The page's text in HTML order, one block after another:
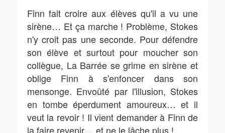
Finn fait croire aux élèves qu'il a vu une
sirène… Et ça marche ! Problème, Stokes
n'y croit pas une seconde. Pour défendre
son élève et surtout pour moucher son
collègue, La Barrée se grime en sirène et
oblige Finn à s'enfoncer dans son
mensonge. Envoûté par l'illusion, Stokes
en tombe éperdument amoureux… et il
veut la revoir ! Il vient demander à Finn de
la faire revenir… et ne le lâche plus !